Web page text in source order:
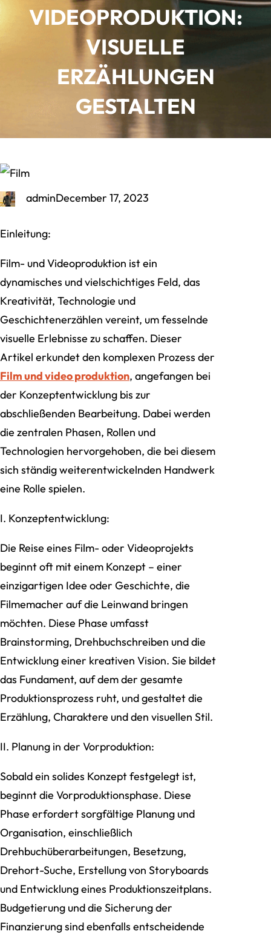
VIDEOPRODUKTION:
VISUELLE
ERZÄHLUNGEN
GESTALTEN
adminDecember 17, 2023
Einleitung:
Film- und Videoproduktion ist ein
dynamisches und vielschichtiges Feld, das
Kreativität, Technologie und
Geschichtenerzählen vereint, um fesselnde
visuelle Erlebnisse zu schaffen. Dieser
Artikel erkundet den komplexen Prozess der
Film und video produktion, angefangen bei
der Konzeptentwicklung bis zur
abschließenden Bearbeitung. Dabei werden
die zentralen Phasen, Rollen und
Technologien hervorgehoben, die bei diesem
sich ständig weiterentwickelnden Handwerk
eine Rolle spielen.
I. Konzeptentwicklung:
Die Reise eines Film- oder Videoprojekts
beginnt oft mit einem Konzept – einer
einzigartigen Idee oder Geschichte, die
Filmemacher auf die Leinwand bringen
möchten. Diese Phase umfasst
Brainstorming, Drehbuchschreiben und die
Entwicklung einer kreativen Vision. Sie bildet
das Fundament, auf dem der gesamte
Produktionsprozess ruht, und gestaltet die
Erzählung, Charaktere und den visuellen Stil.
II. Planung in der Vorproduktion:
Sobald ein solides Konzept festgelegt ist,
beginnt die Vorproduktionsphase. Diese
Phase erfordert sorgfältige Planung und
Organisation, einschließlich
Drehbuchüberarbeitungen, Besetzung,
Drehort-Suche, Erstellung von Storyboards
und Entwicklung eines Produktionszeitplans.
Budgetierung und die Sicherung der
Finanzierung sind ebenfalls entscheidende